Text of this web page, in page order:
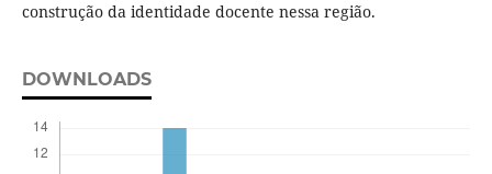
construção da identidade docente nessa região.
DOWNLOADS